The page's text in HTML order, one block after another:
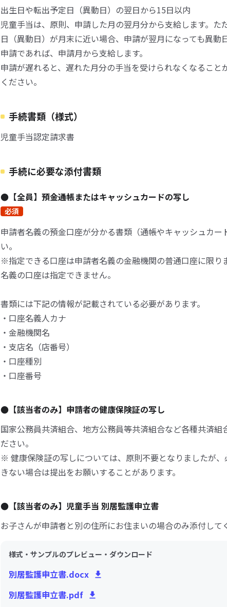
出生日や転出予定日（異動日）の翌日から15日以内
児童手当は、原則、申請した月の翌月分から支給します。た
日（異動日）が月末に近い場合、申請が翌月になっても異動
申請であれば、申請月から支給します。
申請が遅れると、遅れた月分の手当を受けられなくなること
ください。
手続書類（様式）
児童手当認定請求書
手続に必要な添付書類
●【全員】預金通帳またはキャッシュカードの写し
必須
申請者名義の預金口座が分かる書類（通帳やキャッシュカー
い。
※指定できる口座は申請者名義の金融機関の普通口座に限り
名義の口座は指定できません。
書類には下記の情報が記載されている必要があります。
・口座名義人カナ
・金融機関名
・支店名（店番号）
・口座種別
・口座番号
●【該当者のみ】申請者の健康保険証の写し
国家公務員共済組合、地方公務員等共済組合など各種共済組
ださい。
※ 健康保険証の写しについては、原則不要となりましたが
きない場合は提出をお願いすることがあります。
●【該当者のみ】児童手当 別居監護申立書
お子さんが申請者と別の住所にお住まいの場合のみ添付して
様式・サンプルのプレビュー・ダウンロード
別居監護申立書.docx
別居監護申立書.pdf